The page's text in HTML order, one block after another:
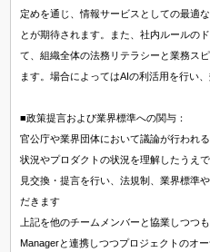
定めを通じ、情報サービスとしての最適
とが期待されます。また、社内ルールの
て、組織全体の法務リテラシーと業務ス
ます。場合によってはAIの利活用を行い
■政策提言および業界標準への関与：
官公庁や業界団体において議論が行われ
状況やプロダクトの状況を理解したうえ
見交換・提言を行い、法規制、業界標準
だきます
上記を他のチームメンバーと協業しつつ
Managerと連携しつつプロジェクトのオ